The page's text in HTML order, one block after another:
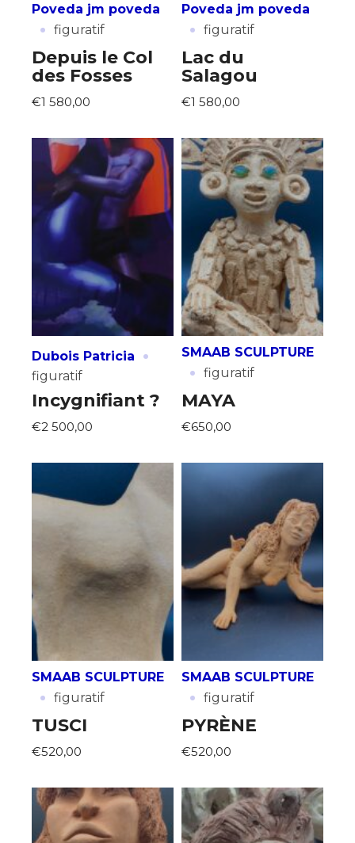
* Champ obligatoire
Statut / Organisation
J'accepte les termes et conditions
* Champ obligatoire
Poveda jm poveda
· figuratif
Depuis le Col
des Fosses
€1 580,00
Poveda jm poveda
· figuratif
Lac du
Salagou
€1 580,00
Dubois Patricia ·
figuratif
Incygnifiant ?
€2 500,00
SMAAB SCULPTURE
· figuratif
MAYA
€650,00
SMAAB SCULPTURE
· figuratif
TUSCI
€520,00
SMAAB SCULPTURE
· figuratif
PYRÈNE
€520,00